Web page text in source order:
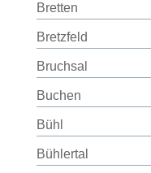
Bretten
Bretzfeld
Bruchsal
Buchen
Bühl
Bühlertal